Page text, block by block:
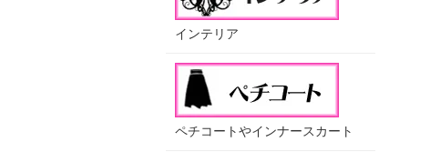
インテリア
ペチコートやインナースカート